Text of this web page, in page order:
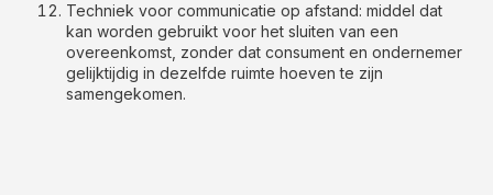
Techniek voor communicatie op afstand: middel dat
kan worden gebruikt voor het sluiten van een
overeenkomst, zonder dat consument en ondernemer
gelijktijdig in dezelfde ruimte hoeven te zijn
samengekomen.